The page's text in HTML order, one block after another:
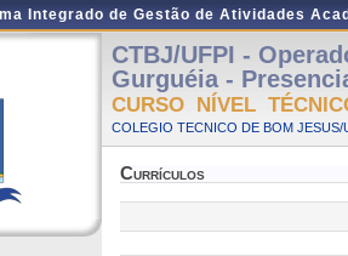
Integrado de Gestão de Atividades
CTBJ/UFPI -
Gurguéia -
CURSO NÍVEL
COLEGIO TECNICO DE BOM JESUS/
Currículos